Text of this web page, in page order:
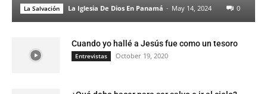
La Salvación La Iglesia De Dios En Panamá - May 14, 2024 0
Cuando yo hallé a Jesús fue como un tesoro
Entrevistas October 19, 2020